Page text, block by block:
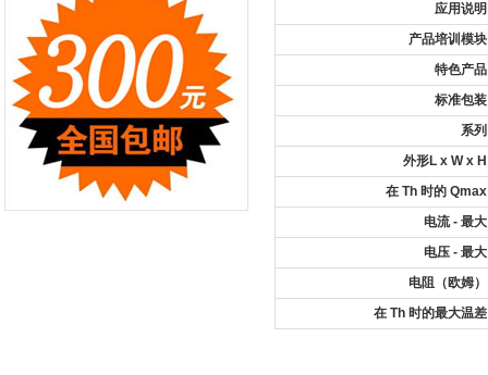
应用说
产品培训模
特色产
标准包
系
外形L x W x
在 Th 时的
电流 - 最
电压 - 最
电阻（欧姆
在 Th 时的最大温